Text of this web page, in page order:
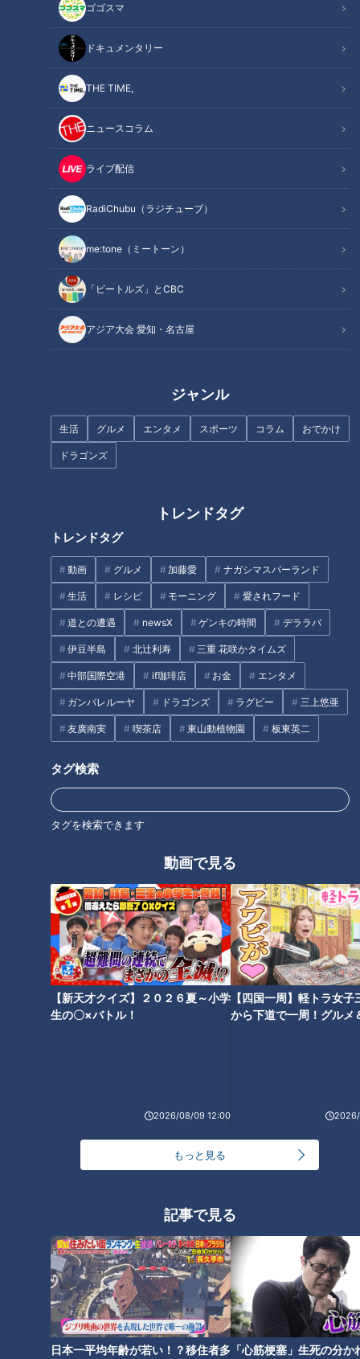
ゴゴスマ
ドキュメンタリー
THE TIME,
ニュースコラム
ライブ配信
RadiChubu（ラジチューブ）
me:tone（ミートーン）
「ビートルズ」とCBC
アジア大会 愛知・名古屋
ジャンル
生活 グルメ エンタメ スポーツ コラム おでかけ
ドラゴンズ
トレンドタグ
トレンドタグ
動画 グルメ 加藤愛 ナガシマスパーランド
生活 レシピ モーニング 愛されフード
道との遭遇 newsX ゲンキの時間 デララバ
伊豆半島 北辻利寿 三重 花咲かタイムズ
中部国際空港 if珈琲店 お金 エンタメ
ガンバレルーヤ ドラゴンズ ラグビー 三上悠亜
友廣南実 喫茶店 東山動植物園 板東英二
タグ検索
タグを検索できます
動画で見る
【新天才クイズ】２０２６夏～小学
生の〇×バトル！
2026/08/09 12:00
【四国一周】軽トラ女子
から下道で一周！グルメ
もっと見る
記事で見る
日本一平均年齢が若い！？移住者多「心筋梗塞」生死の分か
関連リンク
超危険!! 高さ12メートル、足場直径15センチで“獅子舞”
恐怖との戦い！ 2人の息をそろえて挑む「梯子獅子」
命綱なし!? ビル3階の高さの竹の上で両手を離して“座禅”
フィナーレを飾る「一本竹」揺れる竹の上で妙技を連発
オススメ関連コンテンツ
超危険!! 高さ12メートル、足場直径15センチ
で“獅子舞”
CBCテレビ『チャント！』
愛知・豊明市の「大脇神明社」で開催される「大脇の梯子獅
子」は、無形民俗文化財にも指定され、その歴史は400年以上
という伝統的な祭りです。
境内には、まるでアスレチック遊具のような舞台が組まれてい
ました。お祭りの見どころは、51段の梯子を登り、高さ12メ
ートル、足場は直径15センチの丸太2本だけの櫓の上で命綱な
しで獅子舞。
出演者は、約一カ月半練習を重ねます。「梯子獅子」には「藤
「梯子獅子」を演じるのは、大脇地区で生まれ育った3、40代
の男性7名。
（「梯子獅子」の「たねまき」を演じる平井健太さん）
「（今年で）23年目。最初始めた時からずっと怖い。今でも
命綱なしでアクロバティックな演技も行う「梯子獅子」は危険
が伴うため、志願する若者は少なく、後継者不足。中学生の時
に一度経験した鳥飼高士さんは、28年ぶりの挑戦です。
鳥飼さんと一緒に「梯子獅子」の「藤下がり」を演じる遠山良
さんは、多忙で今まで祭りに関われなかったものの、地元への
恩返しとして挑むことを決めました。
恐怖との戦い！ 2人の息をそろえて挑む「梯子獅
子」